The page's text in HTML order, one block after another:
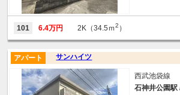
101 6.4万円 2K（34.5ｍ2 ）
サンハイツ
アパート
西武池袋線
石神井公園駅